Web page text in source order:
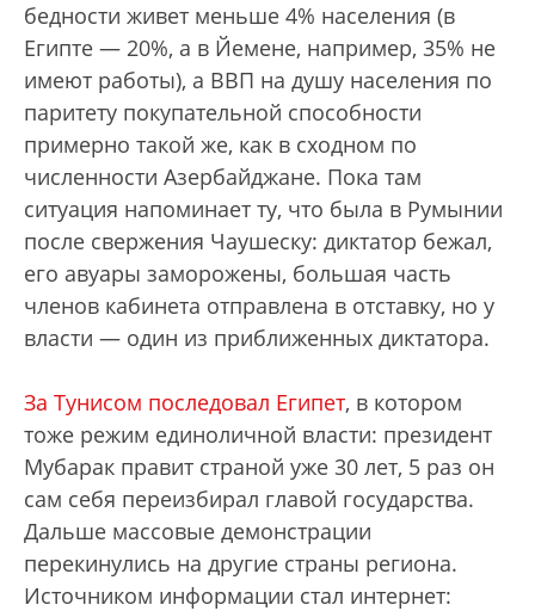
бедности живет меньше 4% населения (в
Египте — 20%, а в Йемене, например, 35% не
имеют работы), а ВВП на душу населения по
паритету покупательной способности
примерно такой же, как в сходном по
численности Азербайджане. Пока там
ситуация напоминает ту, что была в Румынии
после свержения Чаушеску: диктатор бежал,
его авуары заморожены, большая часть
членов кабинета отправлена в отставку, но у
власти — один из приближенных диктатора.
За Тунисом последовал Египет, в котором
тоже режим единоличной власти: президент
Мубарак правит страной уже 30 лет, 5 раз он
сам себя переизбирал главой государства.
Дальше массовые демонстрации
перекинулись на другие страны региона.
Источником информации стал интернет: